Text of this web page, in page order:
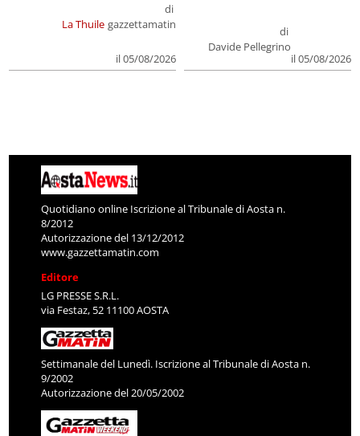
La Thuile
di
gazzettamatin
il 05/08/2026
di
Davide Pellegrino
il 05/08/2026
Quotidiano online Iscrizione al Tribunale di Aosta n.
8/2012
Autorizzazione del 13/12/2012
www.gazzettamatin.com
Editore
LG PRESSE S.R.L.
via Festaz, 52 11100 AOSTA
Settimanale del Lunedì. Iscrizione al Tribunale di Aosta n.
9/2002
Autorizzazione del 20/05/2002